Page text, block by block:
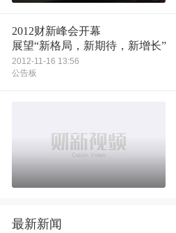
2012财新峰会开幕
展望“新格局，新期待，新增长”
2012-11-16 13:56
公告板
最新新闻